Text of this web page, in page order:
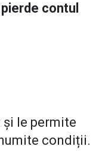
contul
le permite
condiții.